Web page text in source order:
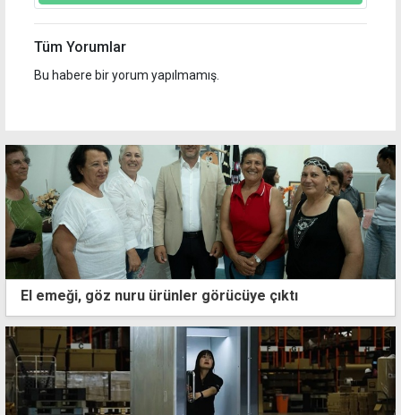
Tüm Yorumlar
Bu habere bir yorum yapılmamış.
El emeği, göz nuru ürünler görücüye çıktı